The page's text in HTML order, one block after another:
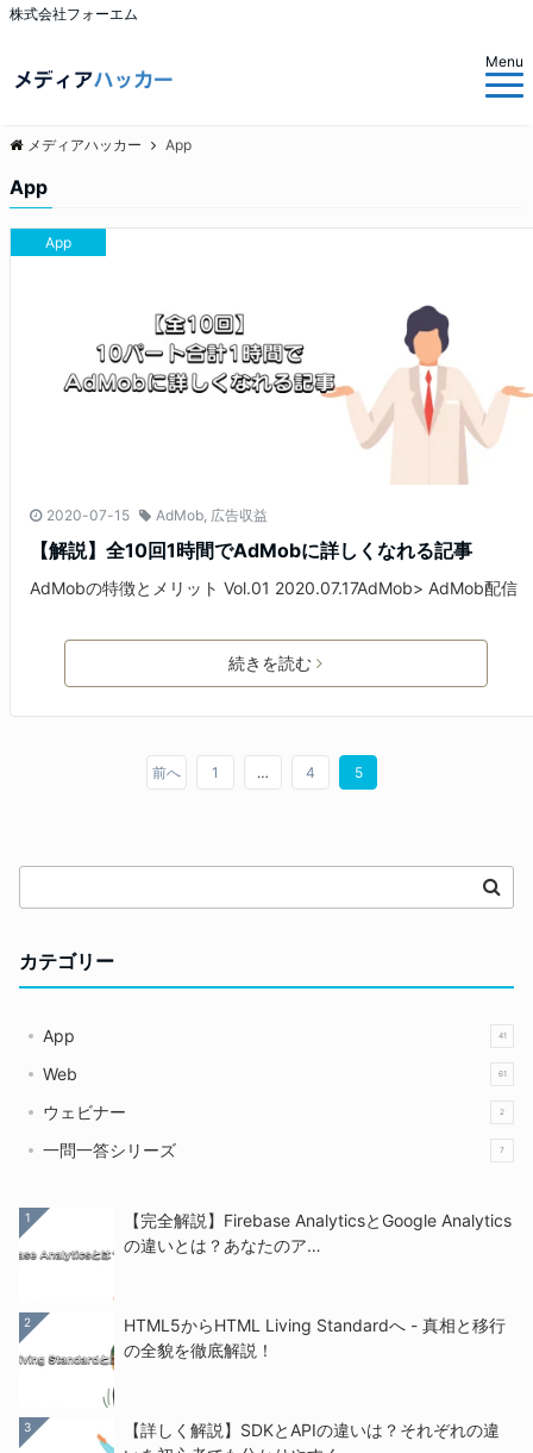
株式会社フォーエム
Menu
メディアハッカー App
App
App
2020-07-15 AdMob 広告収益
【解説】全10回1時間でAdMobに詳しくなれる記事
AdMobの特徴とメリット Vol.01 2020.07.17AdMob> AdMob配信
続きを読む
前へ 1 … 4 5
カテゴリー
App 41
Web 61
ウェビナー 2
一問一答シリーズ 7
1
【完全解説】Firebase AnalyticsとGoogle Analytics
の違いとは？あなたのア…
2
HTML5からHTML Living Standardへ - 真相と移行
の全貌を徹底解説！
3
【詳しく解説】SDKとAPIの違いは？それぞれの違